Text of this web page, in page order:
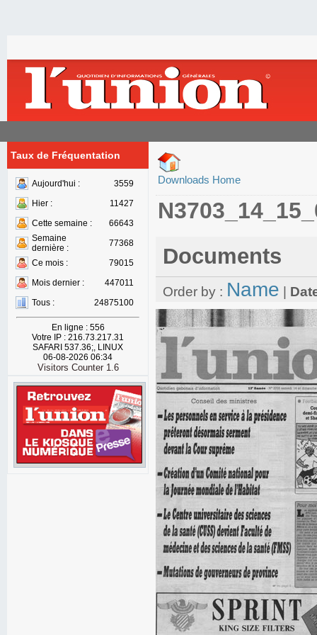
Taux de Fréquentation
Aujourd'hui :
3559
Hier :
11427
Cette semaine :
66643
Semaine
dernière :
77368
Ce mois :
79015
Mois dernier :
447011
Tous :
24875100
En ligne : 556
Votre IP : 216.73.217.31
SAFARI 537.36;, LINUX
06-08-2026 06:34
Visitors Counter 1.6
Downloads Home
Documents
Order by : Name